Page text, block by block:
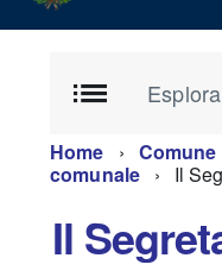
Home Comune
comunale
Il
Il